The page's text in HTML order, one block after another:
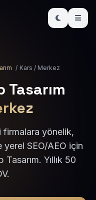
/ Kars / Merkez
Tasarım
firmalara yönelik,
yerel SEO/AEO için
Yıllık 50